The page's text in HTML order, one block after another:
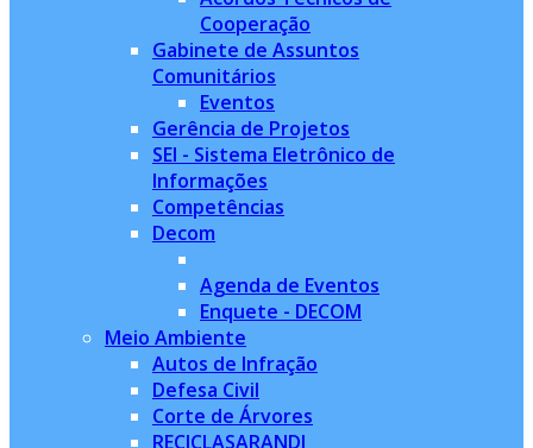
Cooperação
Gabinete de Assuntos
Comunitários
Eventos
Gerência de Projetos
SEI - Sistema Eletrônico de
Informações
Competências
Decom
Agenda de Eventos
Enquete - DECOM
Meio Ambiente
Autos de Infração
Defesa Civil
Corte de Árvores
RECICLASARANDI